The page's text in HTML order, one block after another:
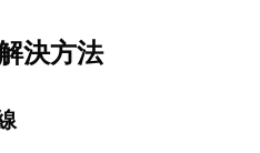
決方法